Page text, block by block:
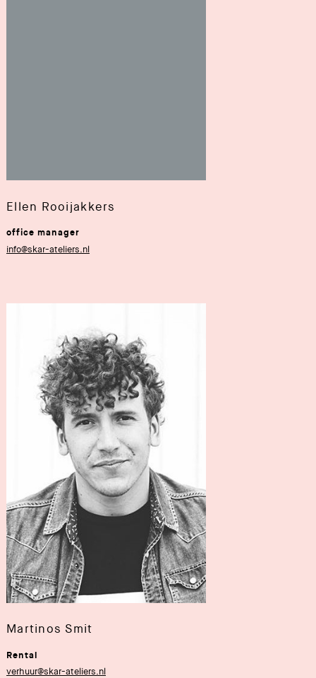
Ellen Rooijakkers
office manager
info@skar-ateliers.nl
Martinos Smit
Rental
verhuur@skar-ateliers.nl